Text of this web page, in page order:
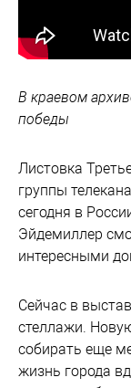
В краевом
победы
Листовка
группы
сегодня в
Эйдемиллер
интересными
Сейчас в
стеллажи.
собирать еще
жизнь города